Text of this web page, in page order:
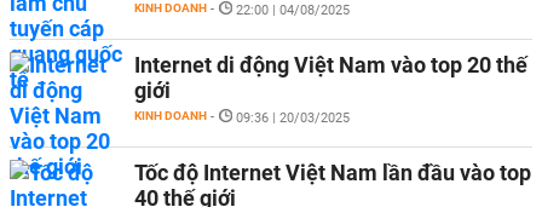
KINH DOANH - 22:00 | 04/08/2025
Internet di động Việt Nam vào top 20 thế
giới
KINH DOANH - 09:36 | 20/03/2025
Tốc độ Internet Việt Nam lần đầu vào top
40 thế giới